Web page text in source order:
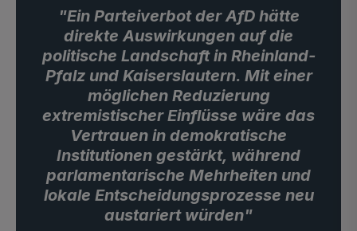
"Ein Parteiverbot der AfD hätte
direkte Auswirkungen auf die
politische Landschaft in Rheinland-
Pfalz und Kaiserslautern. Mit einer
möglichen Reduzierung
extremistischer Einflüsse wäre das
Vertrauen in demokratische
Institutionen gestärkt, während
parlamentarische Mehrheiten und
lokale Entscheidungsprozesse neu
austariert würden"